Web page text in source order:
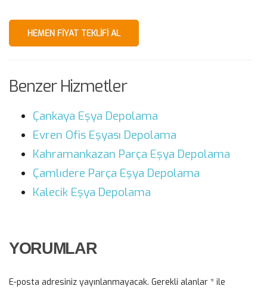
HEMEN FIYAT TEKLIFI AL
Benzer Hizmetler
Çankaya Eşya Depolama
Evren Ofis Eşyası Depolama
Kahramankazan Parça Eşya Depolama
Çamlıdere Parça Eşya Depolama
Kalecik Eşya Depolama
YORUMLAR
E-posta adresiniz yayınlanmayacak. Gerekli alanlar * ile